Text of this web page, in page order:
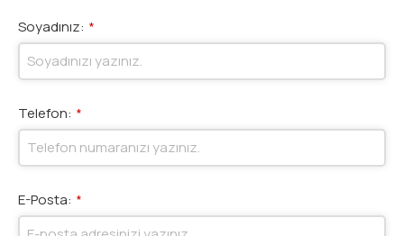
Soyadınız: *
Telefon: *
E-Posta: *